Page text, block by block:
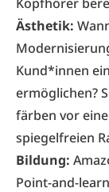
Ästhetik:
Kund*innen
ermöglichen?
färben vor
spiegelfreien
Bildung:
Point-and-